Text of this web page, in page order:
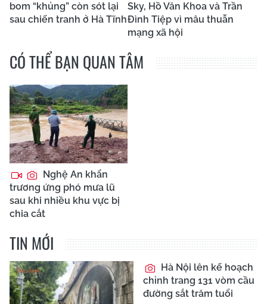
bom “khủng” còn sót lại
sau chiến tranh ở Hà Tĩnh
Sky, Hồ Văn Khoa và Trần
Đình Tiệp vì mâu thuẫn
mạng xã hội
CÓ THỂ BẠN QUAN TÂM
Nghệ An khẩn
trương ứng phó mưa lũ
sau khi nhiều khu vực bị
chia cắt
TIN MỚI
Hà Nội lên kế hoạch
chỉnh trang 131 vòm cầu
đường sắt trăm tuổi